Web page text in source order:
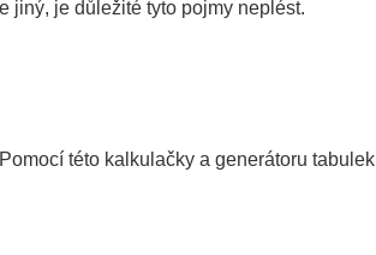
jiný, je důležité tyto pojmy neplést.
této kalkulačky a generátoru tabulek